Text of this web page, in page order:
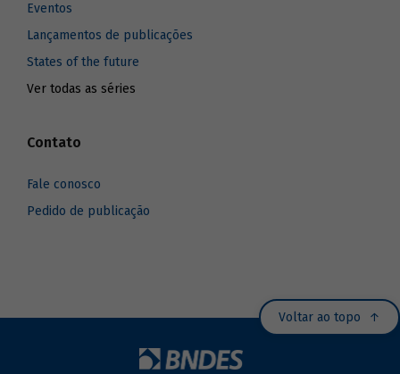
Eventos
Lançamentos de publicações
States of the future
Ver todas as séries
Contato
Fale conosco
Pedido de publicação
Voltar ao topo